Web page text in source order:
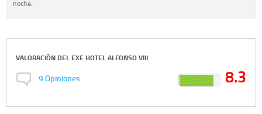
noche.
VALORACIÓN DEL EXE HOTEL ALFONSO VIII
9Opiniones 8.3